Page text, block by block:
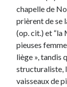
chapelle de
prièrent de se
(op. cit.) et “la
pieuses
liège », tandis
structuraliste,
vaisseaux de